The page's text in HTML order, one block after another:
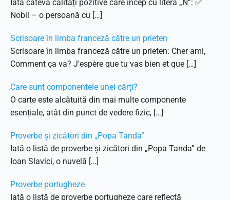
Iată câteva calități pozitive care încep cu litera „N”: ✅
Nobil – o persoană cu […]
Scrisoare în limba franceză către un prieten
Scrisoare în limba franceză către un prieten: Cher ami,
Comment ça va? J'espère que tu vas bien et que […]
Care sunt componentele unei cărți?
O carte este alcătuită din mai multe componente
esențiale, atât din punct de vedere fizic, […]
Proverbe și zicători din „Popa Tanda”
Iată o listă de proverbe și zicători din „Popa Tanda” de
Ioan Slavici, o nuvelă […]
Proverbe portugheze
Iată o listă de proverbe portugheze care reflectă